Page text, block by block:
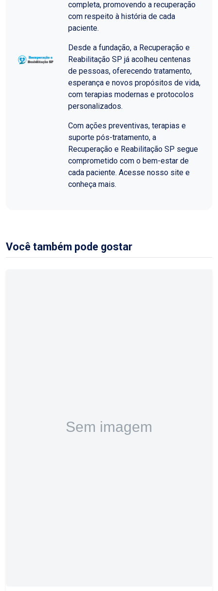
completa, promovendo a recuperação
com respeito à história de cada
paciente.
Desde a fundação, a Recuperação e
Reabilitação SP já acolheu centenas
de pessoas, oferecendo tratamento,
esperança e novos propósitos de vida,
com terapias modernas e protocolos
personalizados.
Com ações preventivas, terapias e
suporte pós-tratamento, a
Recuperação e Reabilitação SP segue
comprometido com o bem-estar de
cada paciente. Acesse nosso site e
conheça mais.
Você também pode gostar